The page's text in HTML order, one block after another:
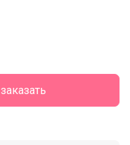
заказать